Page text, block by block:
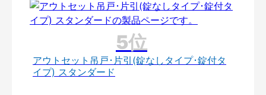
アウトセット吊戸･片引(錠なしタイプ･錠付タ
イプ) スタンダード